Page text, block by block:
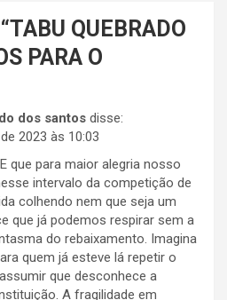
TABU QUEBRADO
PARA O
dos santos disse:
2023 às 10:03
que para maior alegria nosso
intervalo da competição de
colhendo nem que seja um
que já podemos respirar sem a
do rebaixamento. Imagina
quem já esteve lá repetir o
que desconhece a
A fragilidade em